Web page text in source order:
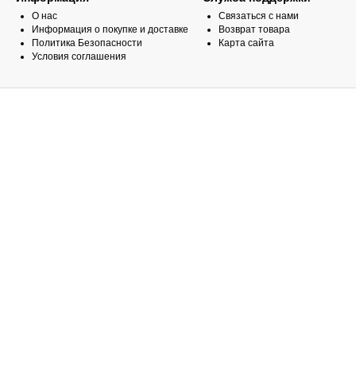
О нас
Информация о покупке и доставке
Политика Безопасности
Условия соглашения
Связаться с нами
Возврат товара
Карта сайта